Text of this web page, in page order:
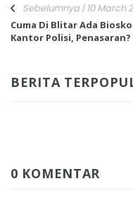
Sebelumnya | 10 March
Cuma Di Blitar Ada
Kantor Polisi, Penasaran?
BERITA
0 KOMENTAR